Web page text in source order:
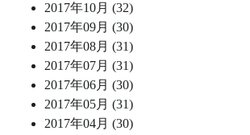
2017年10月 (32)
2017年09月 (30)
2017年08月 (31)
2017年07月 (31)
2017年06月 (30)
2017年05月 (31)
2017年04月 (30)